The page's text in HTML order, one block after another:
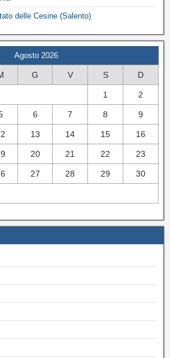
delle Cesine (Salento)
Agosto 2026
G V S D
1 2
6 7 8 9
13 14 15 16
20 21 22 23
27 28 29 30